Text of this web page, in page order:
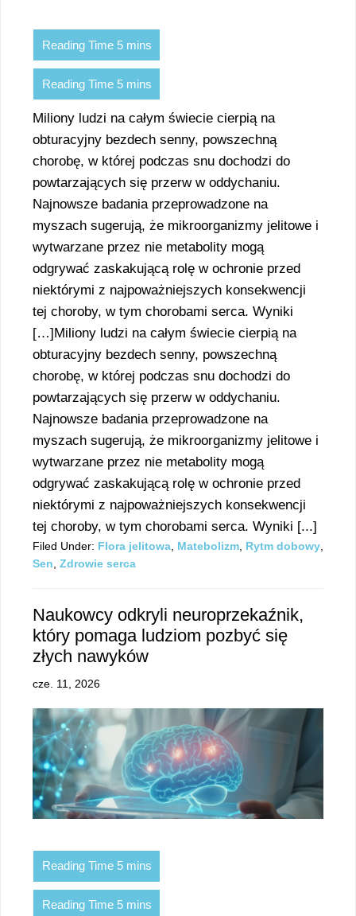
Miliony ludzi na całym świecie cierpią na
obturacyjny bezdech senny, powszechną
chorobę, w której podczas snu dochodzi do
powtarzających się przerw w oddychaniu.
Najnowsze badania przeprowadzone na
myszach sugerują, że mikroorganizmy jelitowe i
wytwarzane przez nie metabolity mogą
odgrywać zaskakującą rolę w ochronie przed
niektórymi z najpoważniejszych konsekwencji
tej choroby, w tym chorobami serca. Wyniki
[…]Miliony ludzi na całym świecie cierpią na
obturacyjny bezdech senny, powszechną
chorobę, w której podczas snu dochodzi do
powtarzających się przerw w oddychaniu.
Najnowsze badania przeprowadzone na
myszach sugerują, że mikroorganizmy jelitowe i
wytwarzane przez nie metabolity mogą
odgrywać zaskakującą rolę w ochronie przed
niektórymi z najpoważniejszych konsekwencji
tej choroby, w tym chorobami serca. Wyniki [...]
Filed Under: Flora jelitowa, Matebolizm, Rytm dobowy,
Sen, Zdrowie serca
Naukowcy odkryli neuroprzekaźnik,
który pomaga ludziom pozbyć się
złych nawyków
cze. 11, 2026